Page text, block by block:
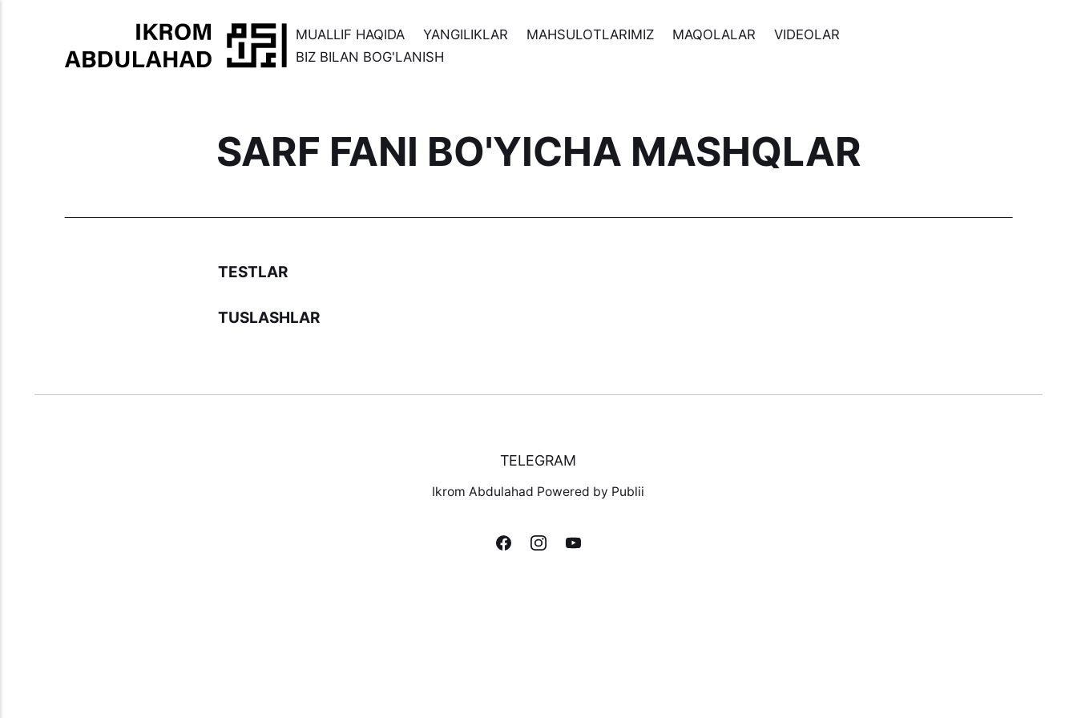
MUALLIF HAQIDA YANGILIKLAR MAHSULOTLARIMIZ MAQOLALAR
VIDEOLAR
BIZ BILAN BOG'LANISH
SARF FANI BO'YICHA MASHQLAR
TESTLAR
TUSLASHLAR
TELEGRAM
Ikrom Abdulahad Powered by Publii